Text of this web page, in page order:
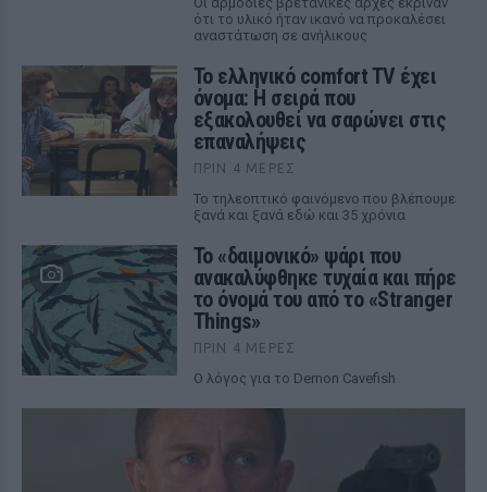
ότι το υλικό ήταν ικανό να προκαλέσει
αναστάτωση σε ανήλικους
Το ελληνικό comfort TV έχει
όνομα: Η σειρά που
εξακολουθεί να σαρώνει στις
επαναλήψεις
ΠΡΙΝ 4 ΜΈΡΕΣ
Το τηλεοπτικό φαινόμενο που βλέπουμε
ξανά και ξανά εδώ και 35 χρόνια
Το «δαιμονικό» ψάρι που
ανακαλύφθηκε τυχαία και πήρε
το όνομά του από το «Stranger
Things»
ΠΡΙΝ 4 ΜΈΡΕΣ
Ο λόγος για το Demon Cavefish